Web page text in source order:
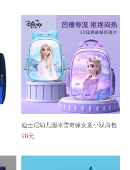
迪士尼幼儿园冰雪奇缘女童小双肩包
98元